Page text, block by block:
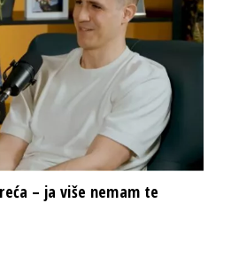
– ja više nemam te